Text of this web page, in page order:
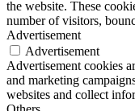
the website. These
number of visitors,
Advertisement
Advertisement
Advertisement cookies
and marketing
websites and collect